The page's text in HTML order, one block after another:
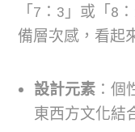
「7：3」或「8
備層次感，看起
設計元素 ：
東西方文化結